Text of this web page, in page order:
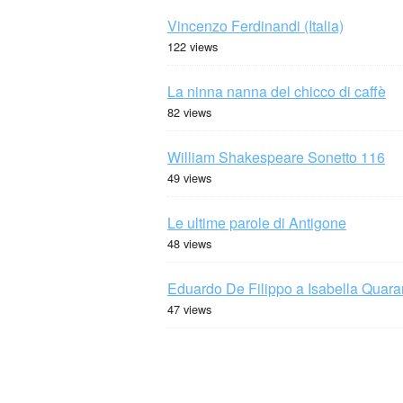
Vincenzo Ferdinandi (Italia)
122 views
La ninna nanna del chicco di caffè
82 views
William Shakespeare Sonetto 116
49 views
Le ultime parole di Antigone
48 views
Eduardo De Filippo a Isabella
47 views